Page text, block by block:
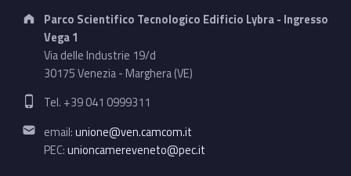
Address:
Parco Scientifico Tecnologico Edificio Lybra - Ingresso
Vega 1
Via delle Industrie 19/d
30175 Venezia - Marghera (VE)
Phone number:
Tel. +39 041 0999311
Email address:
email:unione@ven.camcom.it
PEC:unioncamereveneto@pec.it